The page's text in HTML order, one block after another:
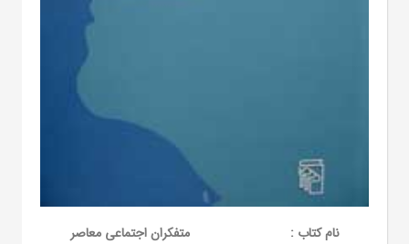
نام کتاب :
متفکران اجتماعی معاصر